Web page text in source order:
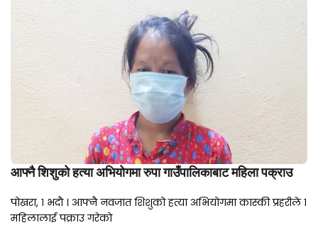
आफ्नै शिशुको हत्या अभियोगमा रुपा गाउँपालिकाबाट महिला पक्राउ
पोखरा, १ भदाै । आफ्नै नवजात शिशुको हत्या अभियोगमा कास्की प्रहरीले १
महिलालाई पक्राउ गरेको